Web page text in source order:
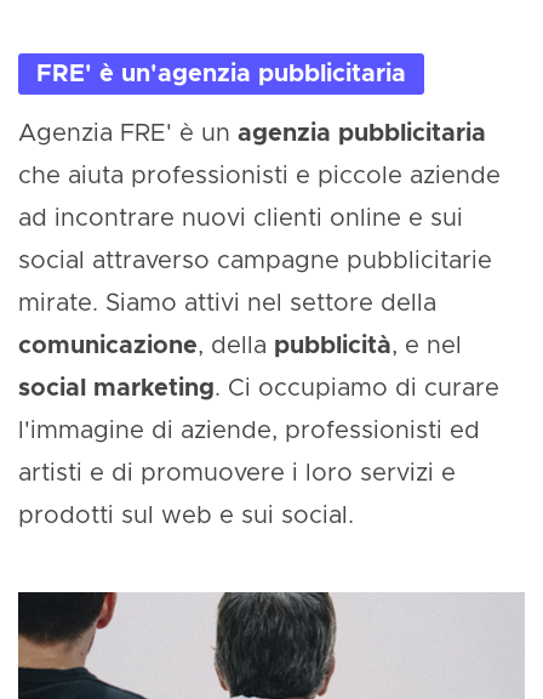
FRE' è un'agenzia pubblicitaria
Agenzia FRE' è un agenzia pubblicitaria
che aiuta professionisti e piccole aziende
ad incontrare nuovi clienti online e sui
social attraverso campagne pubblicitarie
mirate. Siamo attivi nel settore della
comunicazione, della pubblicità, e nel
social marketing. Ci occupiamo di curare
l'immagine di aziende, professionisti ed
artisti e di promuovere i loro servizi e
prodotti sul web e sui social.